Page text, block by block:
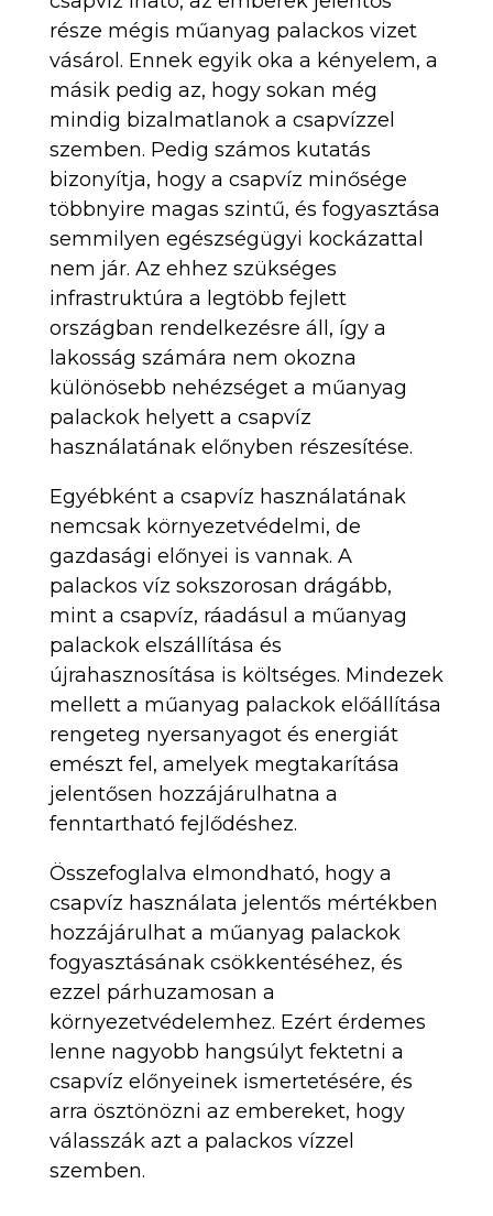
része mégis műanyag palackos vizet
vásárol. Ennek egyik oka a kényelem, a
másik pedig az, hogy sokan még
mindig bizalmatlanok a csapvízzel
szemben. Pedig számos kutatás
bizonyítja, hogy a csapvíz minősége
többnyire magas szintű, és fogyasztása
semmilyen egészségügyi kockázattal
nem jár. Az ehhez szükséges
infrastruktúra a legtöbb fejlett
országban rendelkezésre áll, így a
lakosság számára nem okozna
különösebb nehézséget a műanyag
palackok helyett a csapvíz
használatának előnyben részesítése.
Egyébként a csapvíz használatának
nemcsak környezetvédelmi, de
gazdasági előnyei is vannak. A
palackos víz sokszorosan drágább,
mint a csapvíz, ráadásul a műanyag
palackok elszállítása és
újrahasznosítása is költséges. Mindezek
mellett a műanyag palackok előállítása
rengeteg nyersanyagot és energiát
emészt fel, amelyek megtakarítása
jelentősen hozzájárulhatna a
fenntartható fejlődéshez.
Összefoglalva elmondható, hogy a
csapvíz használata jelentős mértékben
hozzájárulhat a műanyag palackok
fogyasztásának csökkentéséhez, és
ezzel párhuzamosan a
környezetvédelemhez. Ezért érdemes
lenne nagyobb hangsúlyt fektetni a
csapvíz előnyeinek ismertetésére, és
arra ösztönözni az embereket, hogy
válasszák azt a palackos vízzel
szemben.